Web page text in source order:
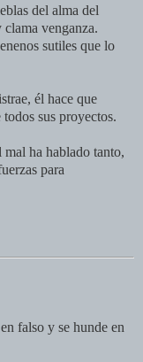
del alma del
venganza.
sutiles que lo
él hace que
sus proyectos.
ha hablado tanto,
para
falso y se hunde en